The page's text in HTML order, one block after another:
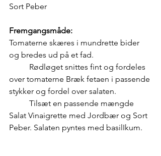
Sort Peber
Fremgangsmåde:
Tomaterne skæres i mundrette bider
og bredes ud på et fad.
over tomaterne Bræk fetaen i passende
stykker og fordel over salaten.
Salat Vinaigrette med Jordbær og Sort
Peber. Salaten pyntes med basilIkum.